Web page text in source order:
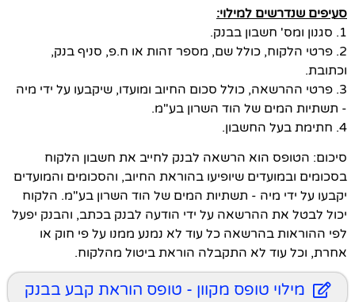
סעיפים שנדרשים למילוי:
1. סגנון ומס' חשבון בבנק.
2. פרטי הלקוח, כולל שם, מספר זהות או ח.פ, סניף בנק,
וכתובת.
3. פרטי ההרשאה, כולל סכום החיוב ומועדו, שיקבעו על ידי מיה
- תשתיות המים של הוד השרון בע"מ.
4. חתימת בעל החשבון.
סיכום: הטופס הוא הרשאה לבנק לחייב את חשבון הלקוח
בסכומים ובמועדים שיופיעו בהוראת החיוב, והסכומים והמועדים
יקבעו על ידי מיה - תשתיות המים של הוד השרון בע"מ. הלקוח
יכול לבטל את ההרשאה על ידי הודעה לבנק בכתב, והבנק יפעל
לפי ההוראות בהרשאה כל עוד לא נמנע ממנו על פי חוק או
אחרת, וכל עוד לא התקבלה הוראת ביטול מהלקוח.
מילוי טופס מקוון - טופס הוראת קבע בבנק